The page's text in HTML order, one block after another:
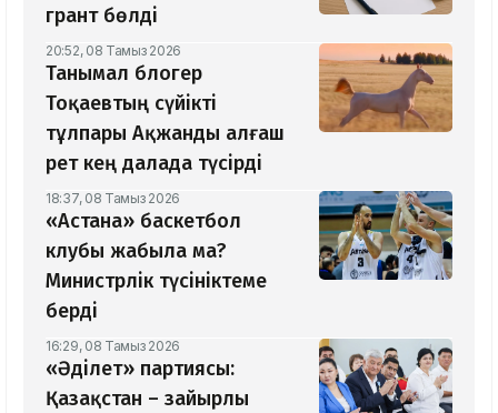
грант бөлді
20:52, 08 Тамыз 2026
Танымал блогер
Тоқаевтың сүйікті
тұлпары Ақжанды алғаш
рет кең далада түсірді
18:37, 08 Тамыз 2026
«Астана» баскетбол
клубы жабыла ма?
Министрлік түсініктеме
берді
16:29, 08 Тамыз 2026
«Әділет» партиясы:
Қазақстан – зайырлы